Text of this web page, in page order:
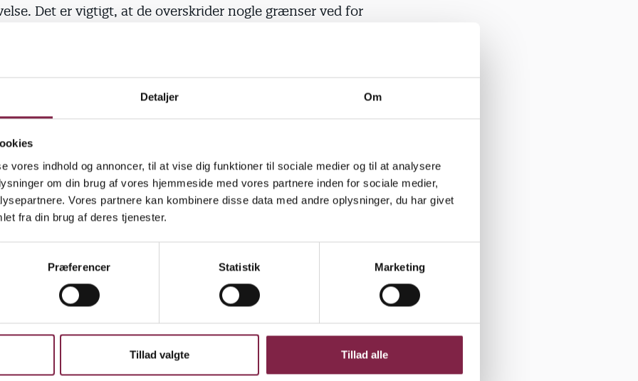
Detaljer Om
vores indhold og annoncer, til at vise dig funktioner til sociale medier og til at analysere
om din brug af vores hjemmeside med vores partnere inden for sociale medier,
Vores partnere kan kombinere disse data med andre oplysninger, du har givet
fra din brug af deres tjenester.
Præferencer Statistik Marketing
Tillad valgte Tillad alle
Det er vigtigt, at de overskrider nogle grænser ved for
hun fundet et stinkdyr frem.
bange," forklarer hun, og stinkdyret kvitterer med at klatte på
det fra børnene - og fra hjælperen Erik, der får til opgave at
op. Imens fortæller Jeanne Christiansen, at stinkdyret
de kirtler, der udskiller den stank, der har givet dyret sit
ved munden," formaner hun, inden hun lader børnene